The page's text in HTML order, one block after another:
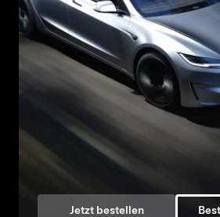
Jetzt bestellen